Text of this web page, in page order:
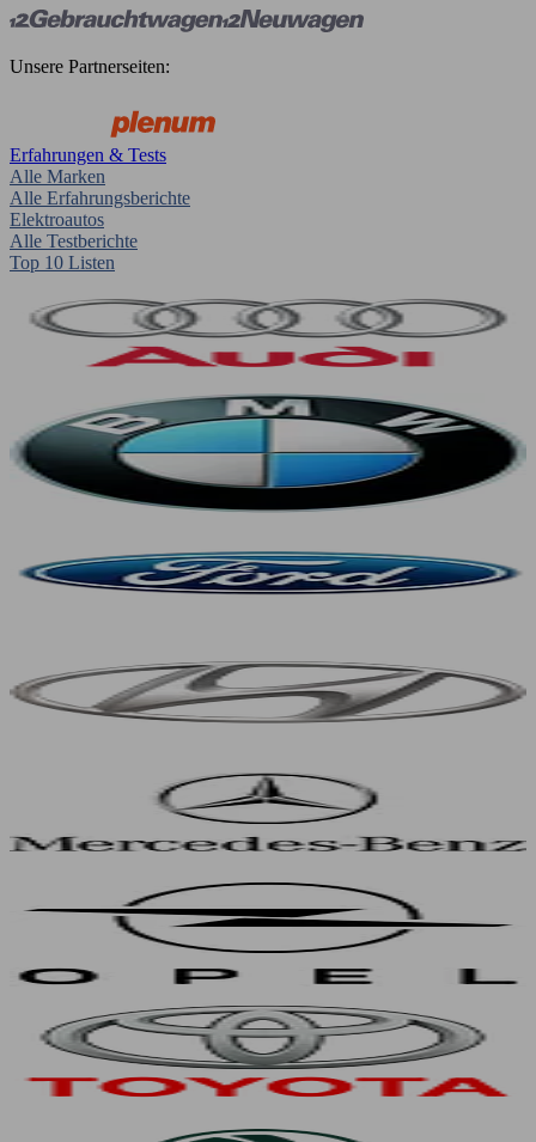
Unsere Partnerseiten:
Erfahrungen & Tests
Alle Marken
Alle Erfahrungsberichte
Elektroautos
Alle Testberichte
Top 10 Listen